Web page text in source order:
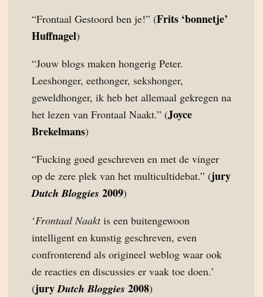
“Frontaal Gestoord ben je!” (Frits ‘bonnetje’
Huffnagel)
“Jouw blogs maken hongerig Peter.
Leeshonger, eethonger, sekshonger,
geweldhonger, ik heb het allemaal gekregen na
het lezen van Frontaal Naakt.” (Joyce
Brekelmans)
“Fucking goed geschreven en met de vinger
op de zere plek van het multicultidebat.” (jury
Dutch Bloggies 2009)
‘Frontaal Naaktis een buitengewoon
intelligent en kunstig geschreven, even
confronterend als origineel weblog waar ook
de reacties en discussies er vaak toe doen.’
(juryDutch Bloggies 2008)